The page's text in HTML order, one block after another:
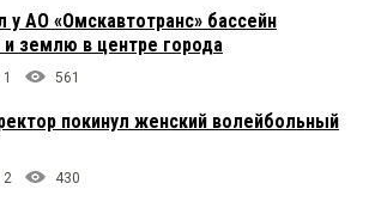
у АО «Омскавтотранс» бассейн
землю в центре города
1 561
покинул женский волейбольный
2 430